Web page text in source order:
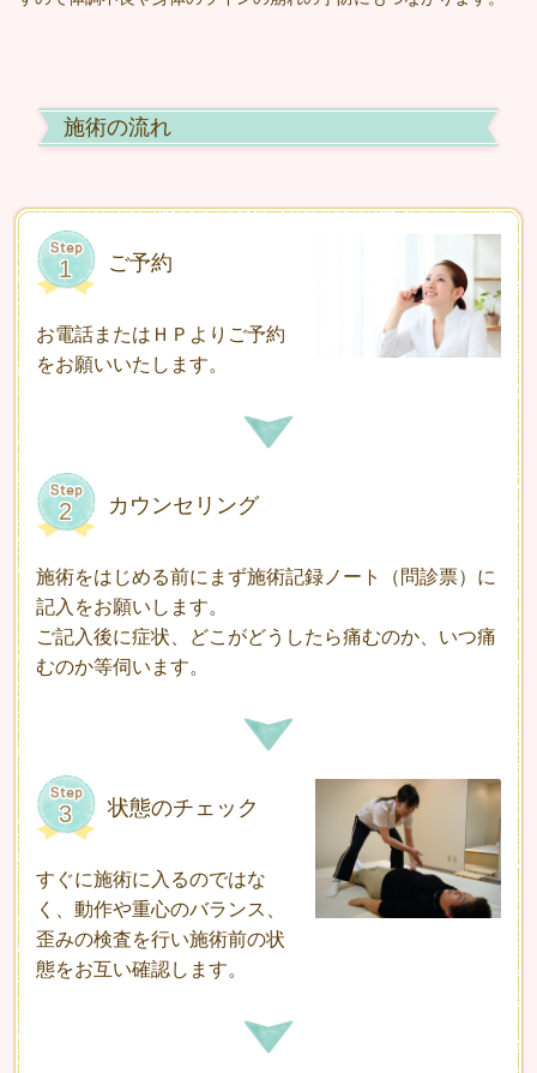
施術の流れ
ご予約
お電話またはＨＰよりご予約
をお願いいたします。
カウンセリング
施術をはじめる前にまず施術記録ノート（問診票）に
記入をお願いします。
ご記入後に症状、どこがどうしたら痛むのか、いつ痛
むのか等伺います。
状態のチェック
すぐに施術に入るのではな
く、動作や重心のバランス、
歪みの検査を行い施術前の状
態をお互い確認します。